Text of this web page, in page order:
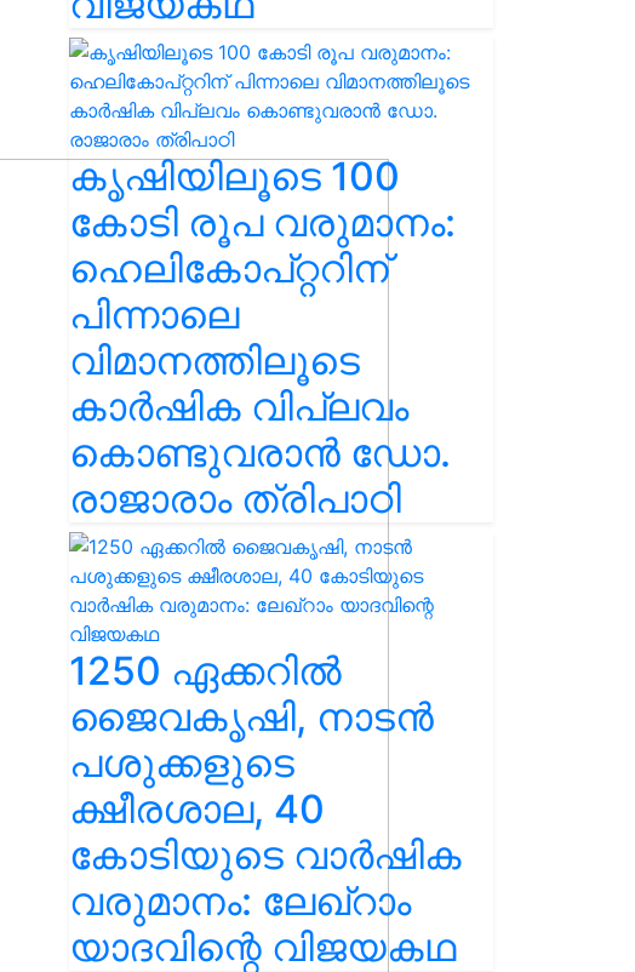
കൃഷിയിലൂടെ 100
കോടി രൂപ വരുമാനം:
ഹെലികോപ്റ്ററിന്
പിന്നാലെ
വിമാനത്തിലൂടെ
കാർഷിക വിപ്ലവം
കൊണ്ടുവരാൻ ഡോ.
രാജാരാം ത്രിപാഠി
1250 ഏക്കറിൽ
ജൈവകൃഷി, നാടൻ
പശുക്കളുടെ
ക്ഷീരശാല, 40
കോടിയുടെ വാർഷിക
വരുമാനം: ലേഖ്‌റാം
യാദവിന്റെ വിജയകഥ